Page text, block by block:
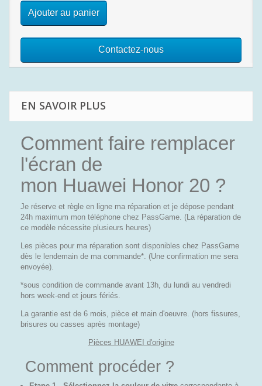
Ajouter au panier
Contactez-nous
EN SAVOIR PLUS
Comment faire remplacer
l'écran de
mon Huawei Honor 20 ?
Je réserve et règle en ligne ma réparation et je dépose pendant
24h maximum mon téléphone chez PassGame. (La réparation de
ce modèle nécessite plusieurs heures)
Les pièces pour ma réparation sont disponibles chez PassGame
dès le lendemain de ma commande*. (Une confirmation me sera
envoyée).
*sous condition de commande avant 13h, du lundi au vendredi
hors week-end et jours fériés.
La garantie est de 6 mois, pièce et main d'oeuvre. (hors fissures,
brisures ou casses après montage)
Pièces HUAWEI d'origine
Comment procéder ?